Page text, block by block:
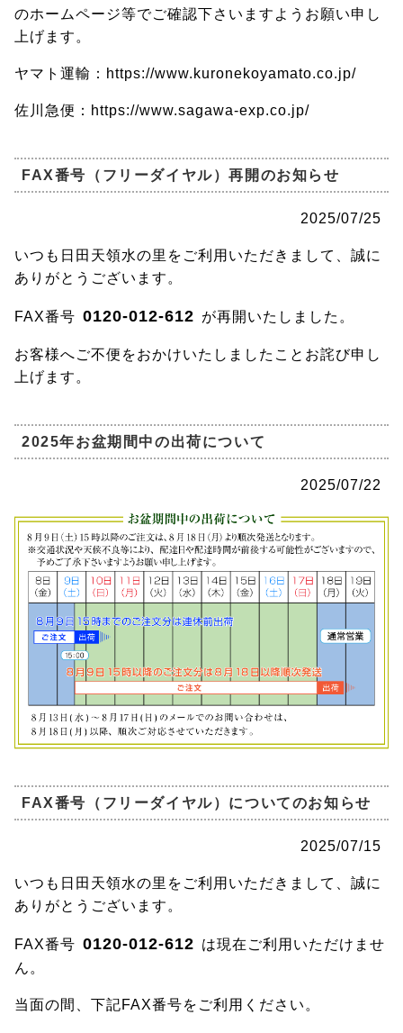
のホームページ等でご確認下さいますようお願い申し
上げます。
ヤマト運輸：https://www.kuronekoyamato.co.jp/
佐川急便：https://www.sagawa-exp.co.jp/
FAX番号（フリーダイヤル）再開のお知らせ
2025/07/25
いつも日田天領水の里をご利用いただきまして、誠に
ありがとうございます。
FAX番号 0120-012-612 が再開いたしました。
お客様へご不便をおかけいたしましたことお詫び申し
上げます。
2025年お盆期間中の出荷について
2025/07/22
FAX番号（フリーダイヤル）についてのお知らせ
2025/07/15
いつも日田天領水の里をご利用いただきまして、誠に
ありがとうございます。
FAX番号 0120-012-612 は現在ご利用いただけませ
ん。
当面の間、下記FAX番号をご利用ください。